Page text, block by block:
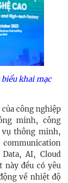
biểu khai mạc
công nghiệp
minh, công
thông minh,
AI, Cloud
này đều có yêu
về nhiệt độ